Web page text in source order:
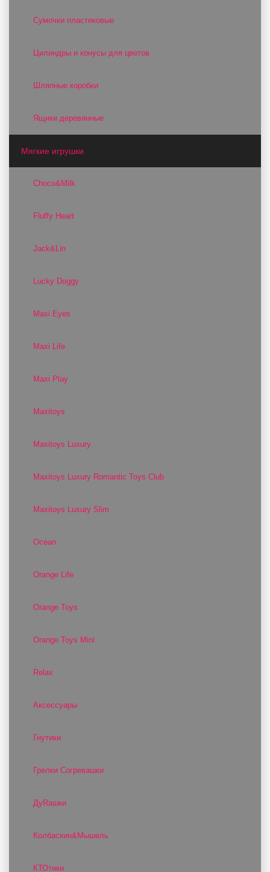
Сумочки пластиковые
Цилиндры и конусы для цветов
Шляпные коробки
Ящики деревянные
Мягкие игрушки
Choco&Milk
Fluffy Heart
Jack&Lin
Lucky Doggy
Maxi Eyes
Maxi Life
Maxi Play
Maxitoys
Maxitoys Luxury
Maxitoys Luxury Romantic Toys Club
Maxitoys Luxury Slim
Ocean
Orange Life
Orange Toys
Orange Toys Mini
Relax
Аксессуары
Гнутики
Грелки Согревашки
ДуRашки
Колбаскин&Мышель
КТОтики